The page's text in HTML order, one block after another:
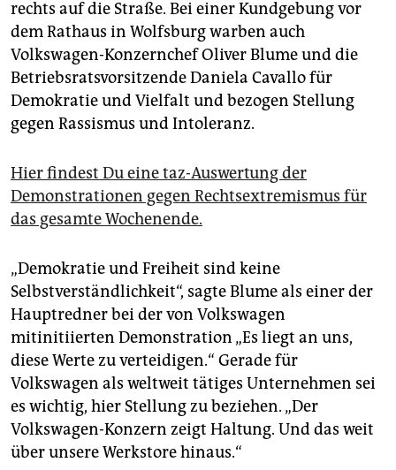
abo
genossenschaft
epaper login
rechts auf die Straße. Bei einer Kundgebung vor
dem Rathaus in Wolfsburg warben auch
Volkswagen-Konzernchef Oliver Blume und die
Betriebsratsvorsitzende Daniela Cavallo für
Demokratie und Vielfalt und bezogen Stellung
gegen Rassismus und Intoleranz.
Hier findest Du eine taz-Auswertung der
Demonstrationen gegen Rechtsextremismus für
das gesamte Wochenende.
„Demokratie und Freiheit sind keine
Selbstverständlichkeit“, sagte Blume als einer der
Hauptredner bei der von Volkswagen
mitinitiierten Demonstration „Es liegt an uns,
diese Werte zu verteidigen.“ Gerade für
Volkswagen als weltweit tätiges Unternehmen sei
es wichtig, hier Stellung zu beziehen. „Der
Volkswagen-Konzern zeigt Haltung. Und das weit
über unsere Werkstore hinaus.“